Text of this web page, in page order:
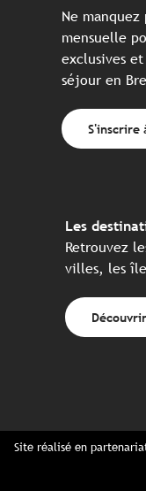
Ne
mensuelle
exclusives
séjour en
S'inscrire
Les
Retrouvez
villes, les
Découvrir
Site réalisé en